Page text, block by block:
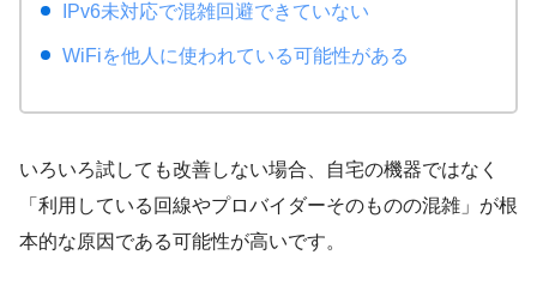
IPv6未対応で混雑回避できていない
WiFiを他人に使われている可能性がある
いろいろ試しても改善しない場合、自宅の機器ではなく
「利用している回線やプロバイダーそのものの混雑」が根
本的な原因である可能性が高いです。